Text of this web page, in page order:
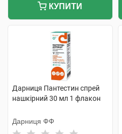
КУПИТИ
Дарниця Пантестин спрей
нашкірний 30 мл 1 флакон
Дарниця ФФ